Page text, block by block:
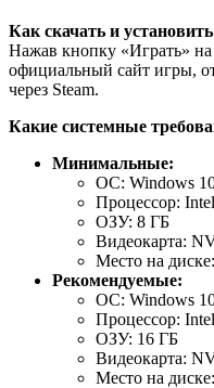
Как скачать и
Нажав кнопку «Играть»
официальный сайт игры,
через Steam.
Какие системные
Минимальные:
ОС: Windows
Процессор:
ОЗУ: 8 ГБ
Видеокарта:
Место на
Рекомендуемые:
ОС: Windows
Процессор:
ОЗУ: 16 ГБ
Видеокарта:
Место на